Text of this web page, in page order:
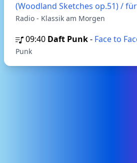
(Woodland Sketches op.51) /
Radio - Klassik am Morgen
09:40 Daft Punk- Face to
Punk